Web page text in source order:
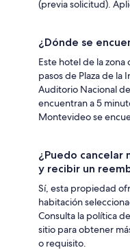
(previa solicitud).
¿Dónde se
Este hotel de la
pasos de Plaza de la
Auditorio Nacional
encuentran a 5
Montevideo se
¿Puedo cancelar
y recibir un
Sí, esta propiedad
habitación
Consulta la política
sitio para obtener
o requisito.